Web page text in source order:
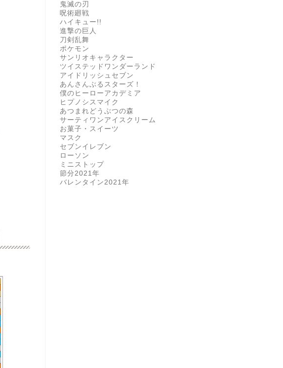
鬼滅の刃
呪術廻戦
ハイキュー!!
進撃の巨人
刀剣乱舞
ポケモン
サンリオキャラクター
ツイステッドワンダーランド
アイドリッシュセブン
あんさんぶるスターズ！
僕のヒーローアカデミア
ヒプノシスマイク
あつまれどうぶつの森
サーティワンアイスクリーム
お菓子・スイーツ
マスク
セブンイレブン
ローソン
ミニストップ
節分2021年
バレンタイン2021年